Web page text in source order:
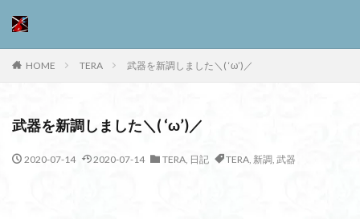
HOME TERA 武器を新調しました＼( ‘ω’)／
武器を新調しました＼( ‘ω’)／
2020-07-14 2020-07-14 TERA, 日記 TERA, 新調, 武器